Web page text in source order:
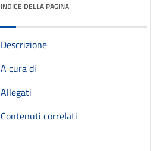
INDICE DELLA PAGINA
Descrizione
A cura di
Allegati
Contenuti correlati